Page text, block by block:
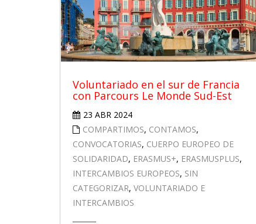
Voluntariado en el sur de Francia
con Parcours Le Monde Sud-Est
23 ABR 2024
COMPARTIMOS, CONTAMOS,
CONVOCATORIAS, CUERPO EUROPEO DE
SOLIDARIDAD, ERASMUS+, ERASMUSPLUS,
INTERCAMBIOS EUROPEOS, SIN
CATEGORIZAR, VOLUNTARIADO E
INTERCAMBIOS